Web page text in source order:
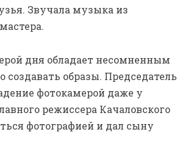
Звучала музыка из
дня обладает несомненным
образы. Председатель
фотокамерой даже у
режиссера Качаловского
фотографией и дал сыну